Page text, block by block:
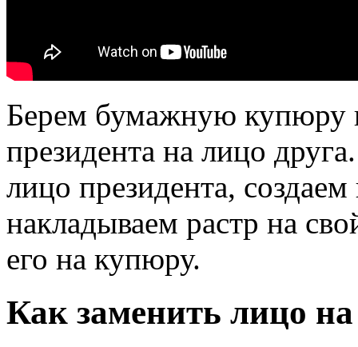
Берем бумажную купюру
президента на лицо
лицо президента,
накладываем растр на
его на купюру.
Как заменить лицо